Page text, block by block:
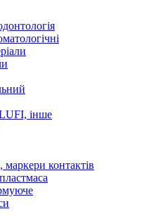
інше
маркери контактів